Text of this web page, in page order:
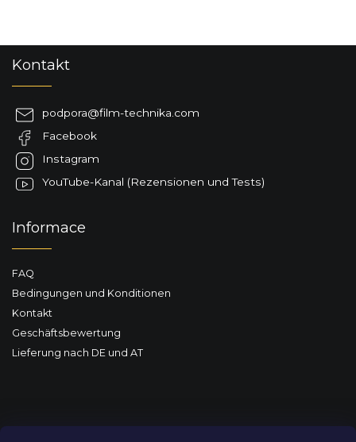
Kontakt
podpora@film-technika.com
Facebook
Instagram
YouTube-Kanal (Rezensionen und Tests)
Informace
FAQ
Bedingungen und Konditionen
Kontakt
Geschäftsbewertung
Lieferung nach DE und AT